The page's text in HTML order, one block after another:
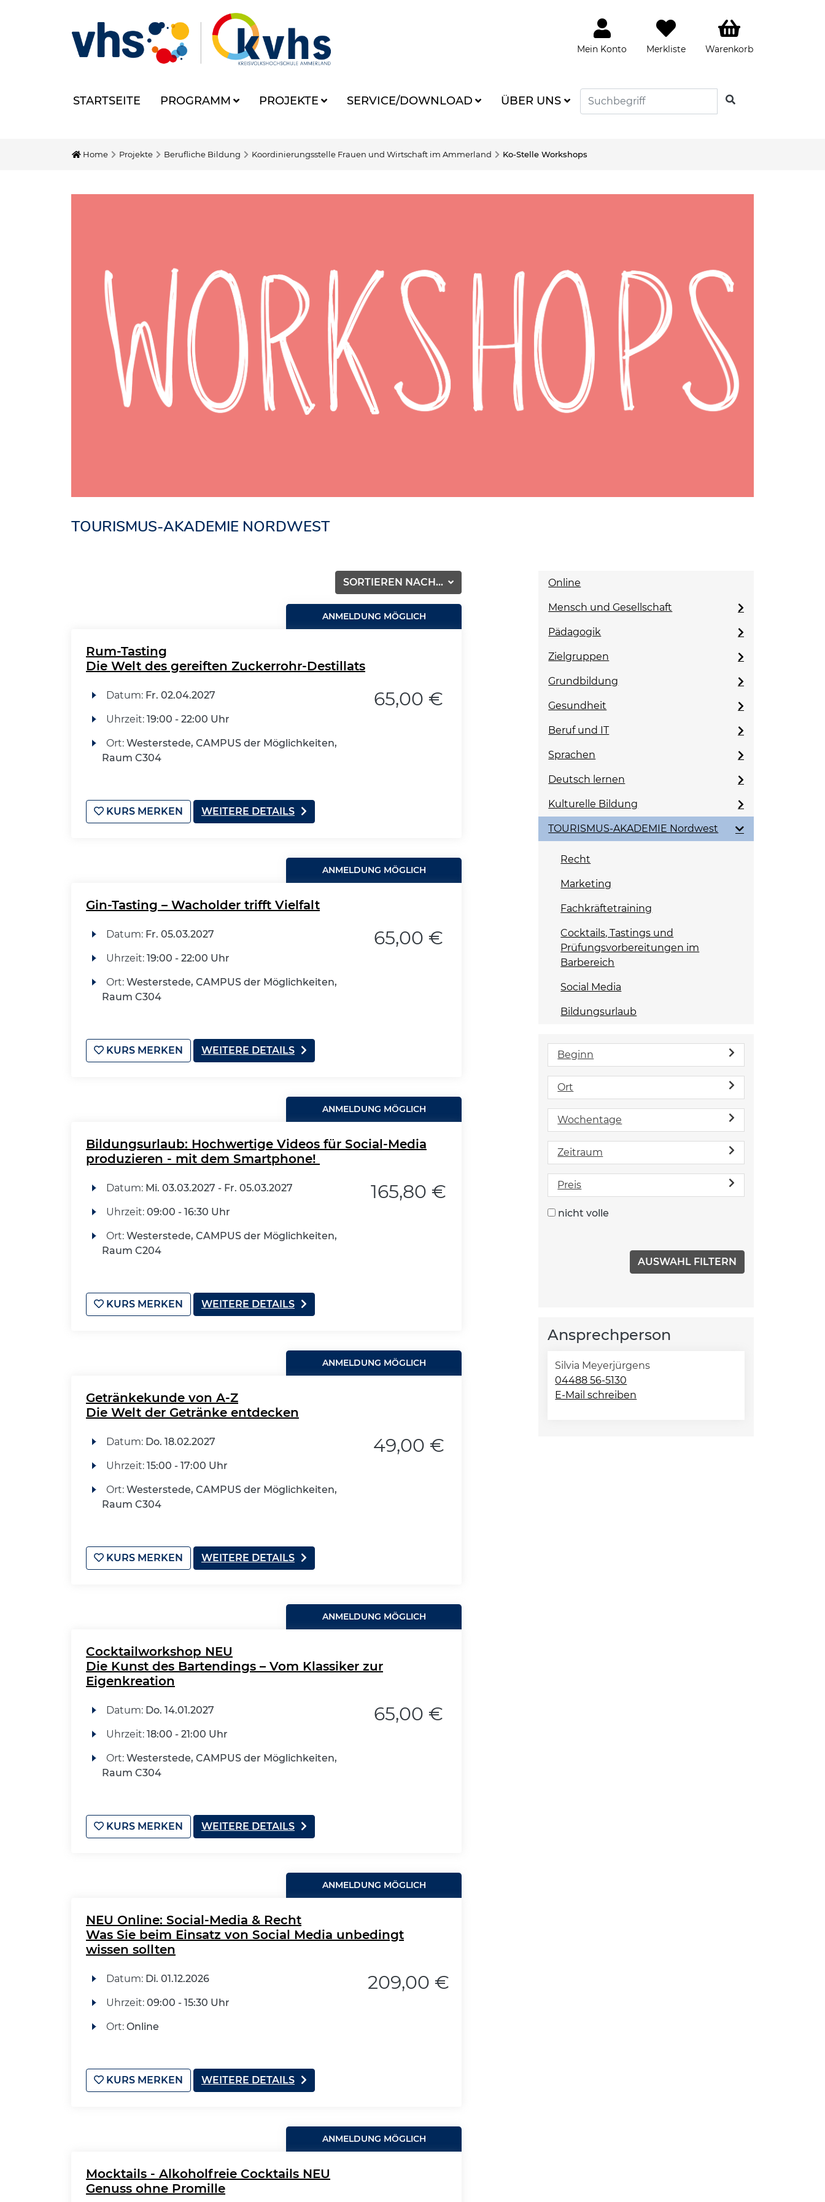
Mein Konto Merkliste Warenkorb
STARTSEITE PROGRAMM PROJEKTE SERVICE/DOWNLOAD ÜBER UNS SUCHEN
Home Projekte Berufliche Bildung Koordinierungsstelle Frauen und Wirtschaft im Ammerland Ko-Stelle Workshops
TOURISMUS-AKADEMIE NORDWEST
SORTIEREN NACH...
ANMELDUNG MÖGLICH
Rum-Tasting
Die Welt des gereiften Zuckerrohr-Destillats
Datum: Fr. 02.04.2027
Uhrzeit: 19:00 - 22:00 Uhr
Ort: Westerstede, CAMPUS der Möglichkeiten,
Raum C304
65,00 €
KURS MERKEN WEITERE DETAILS
ANMELDUNG MÖGLICH
Gin-Tasting – Wacholder trifft Vielfalt
Datum: Fr. 05.03.2027
Uhrzeit: 19:00 - 22:00 Uhr
Ort: Westerstede, CAMPUS der Möglichkeiten,
Raum C304
65,00 €
KURS MERKEN WEITERE DETAILS
ANMELDUNG MÖGLICH
Bildungsurlaub: Hochwertige Videos für Social-Media
produzieren - mit dem Smartphone!
Datum: Mi. 03.03.2027 - Fr. 05.03.2027
Uhrzeit: 09:00 - 16:30 Uhr
Ort: Westerstede, CAMPUS der Möglichkeiten,
Raum C204
165,80 €
KURS MERKEN WEITERE DETAILS
ANMELDUNG MÖGLICH
Getränkekunde von A-Z
Die Welt der Getränke entdecken
Datum: Do. 18.02.2027
Uhrzeit: 15:00 - 17:00 Uhr
Ort: Westerstede, CAMPUS der Möglichkeiten,
Raum C304
49,00 €
KURS MERKEN WEITERE DETAILS
ANMELDUNG MÖGLICH
Cocktailworkshop NEU
Die Kunst des Bartendings – Vom Klassiker zur
Eigenkreation
Datum: Do. 14.01.2027
Uhrzeit: 18:00 - 21:00 Uhr
Ort: Westerstede, CAMPUS der Möglichkeiten,
Raum C304
65,00 €
KURS MERKEN WEITERE DETAILS
ANMELDUNG MÖGLICH
NEU Online: Social-Media & Recht
Was Sie beim Einsatz von Social Media unbedingt
wissen sollten
Datum: Di. 01.12.2026
Uhrzeit: 09:00 - 15:30 Uhr
Ort: Online
209,00 €
KURS MERKEN WEITERE DETAILS
ANMELDUNG MÖGLICH
Mocktails - Alkoholfreie Cocktails NEU
Genuss ohne Promille
Online
Mensch und Gesellschaft
Pädagogik
Zielgruppen
Grundbildung
Gesundheit
Beruf und IT
Sprachen
Deutsch lernen
Kulturelle Bildung
TOURISMUS-AKADEMIE Nordwest
Recht
Marketing
Fachkräftetraining
Cocktails, Tastings und
Prüfungsvorbereitungen im
Barbereich
Social Media
Bildungsurlaub
Beginn
Ort
Wochentage
Zeitraum
Preis
nicht volle
Ansprechperson
Silvia Meyerjürgens
04488 56-5130
E-Mail schreiben